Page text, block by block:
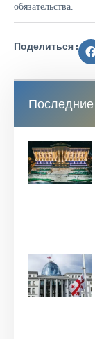
обязательства.
Поделиться :
Последние